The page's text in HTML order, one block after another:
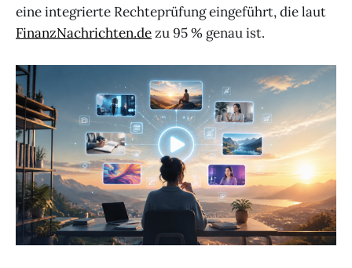
eine integrierte Rechteprüfung eingeführt, die laut
FinanzNachrichten.dezu 95 % genau ist.